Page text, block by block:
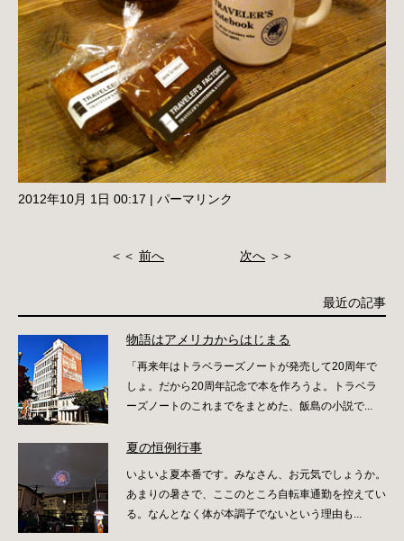
2012年10月 1日 00:17 | パーマリンク
＜＜ 前へ 次へ ＞＞
最近の記事
物語はアメリカからはじまる
「再来年はトラベラーズノートが発売して20周年で
しょ。だから20周年記念で本を作ろうよ。トラベラ
ーズノートのこれまでをまとめた、飯島の小説で...
夏の恒例行事
いよいよ夏本番です。みなさん、お元気でしょうか。
あまりの暑さで、ここのところ自転車通勤を控えてい
る。なんとなく体が本調子でないという理由も...